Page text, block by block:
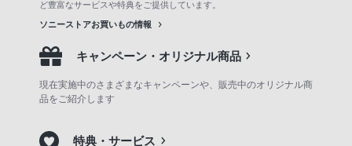
ど豊富なサービスや特典をご提供しています。
ソニーストアお買いもの情報
キャンペーン・オリジナル商品
現在実施中のさまざまなキャンペーンや、販売中のオリジナル商
品をご紹介します
特典・サービス